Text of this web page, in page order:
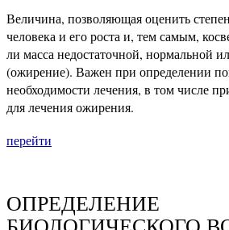
Величина, позволяющая оценить
человека и его роста и, тем самым,
ли масса недостаточной, нормальной
(ожирение). Важен при определении
необходимости лечения, в том числе
для лечения ожирения.
перейти
ОПРЕДЕЛЕНИЕ